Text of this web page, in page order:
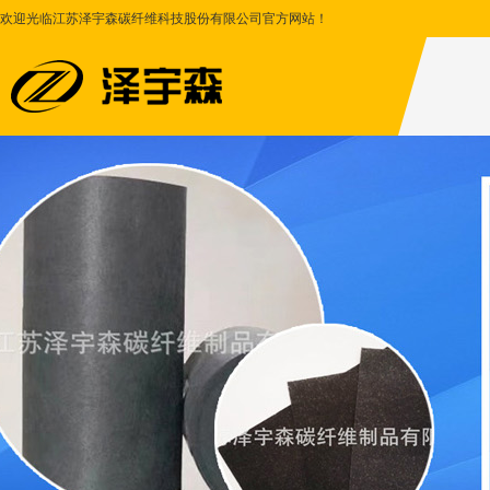
欢迎光临江苏泽宇森碳纤维科技股份有限公司官方网站！